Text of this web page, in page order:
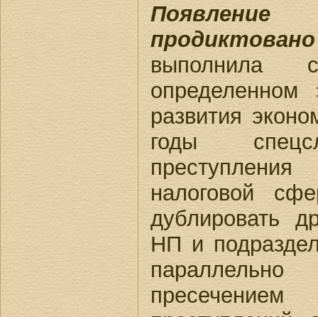
определенном
развития
годы
налоговой
дублировать
НП и